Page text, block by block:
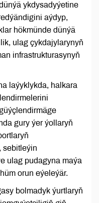
ykdysadyýetine
aýdyp,
hökmünde dünýä
ulag çykdajylarynyň
infrastrukturasynyň
laýyklykda, halkara
gury ýer ýollaryň
sebitleýin
ulag pudagyna maýa
orun eýeleýär.
bolmadyk ýurtlaryň